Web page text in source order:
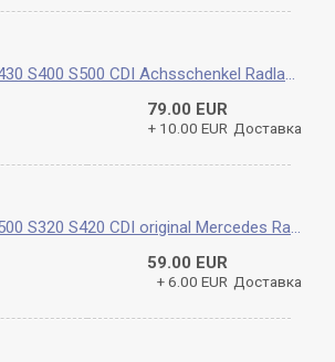
MB W220 S320 S430 S400 S500 CDI Achsschenkel Radlager Radträger Radnabe hinten
79.00 EUR
+ 10.00 EUR Доставка
MB W221 S350 S500 S320 S420 CDI original Mercedes Radträger hinten für Radlager
59.00 EUR
+ 6.00 EUR Доставка